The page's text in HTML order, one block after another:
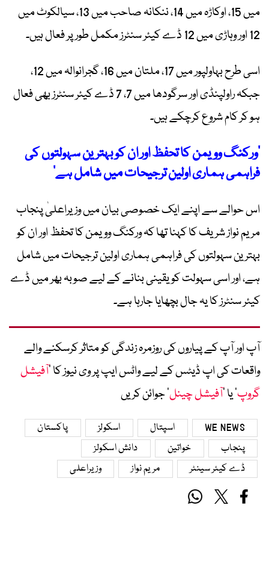
میں 15، اوکاڑہ میں 14، ننکانہ صاحب میں 13، سیالکوٹ میں
12 اور وہاڑی میں 12 ڈے کیئر سنٹرز مکمل طور پر فعال ہیں۔
اسی طرح بہاولپور میں 17، ملتان میں 16، گجرانوالہ میں 12،
جبکہ راولپنڈی اور سرگودھا میں 7، 7 ڈے کیئر سنٹرز بھی فعال
ہو کر کام شروع کرچکے ہیں۔
’ورکنگ وویمن کا تحفظ اور ان کو بہترین سہولتوں کی
فراہمی ہماری اولین ترجیحات میں شامل ہے‘
اس حوالے سے اپنے ایک خصوصی بیان میں وزیراعلیٰ پنجاب
مریم نواز شریف کا کہنا تھا کہ ورکنگ وویمن کا تحفظ اور ان کو
بہترین سہولتوں کی فراہمی ہماری اولین ترجیحات میں شامل
ہے، اور اسی سہولت کو یقینی بنانے کے لیے صوبہ بھر میں ڈے
کیئر سنٹرز کا یہ جال بچھایا جارہا ہے۔
آپ اور آپ کے پیاروں کی روزمرہ زندگی کو متاثر کرسکنے والے
واقعات کی اپ ڈیٹس کے لیے واٹس ایپ پر وی نیوز کا ’آفیشل
گروپ‘ یا ’آفیشل چینل‘ جوائن کریں
WE NEWS اسپتال اسکولز
پاکستان
پنجاب
خواتین
دانش اسکولز
ڈے کیئر سینٹر
مریم نواز وزیراعلی